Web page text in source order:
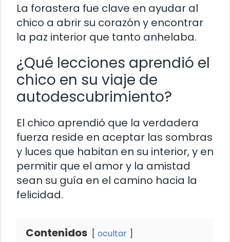
La forastera fue clave en ayudar al
chico a abrir su corazón y encontrar
la paz interior que tanto anhelaba.
¿Qué lecciones aprendió el
chico en su viaje de
autodescubrimiento?
El chico aprendió que la verdadera
fuerza reside en aceptar las sombras
y luces que habitan en su interior, y en
permitir que el amor y la amistad
sean su guía en el camino hacia la
felicidad.
Contenidos ocultar